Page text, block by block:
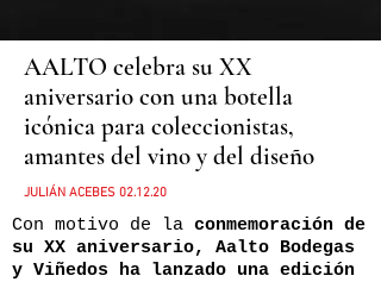
AALTO celebra su XX
aniversario con una botella
icónica para coleccionistas,
amantes del vino y del diseño
JULIÁN ACEBES 02.12.20
Con motivo de la conmemoración de
su XX aniversario, Aalto Bodegas
y Viñedos ha lanzado una edición